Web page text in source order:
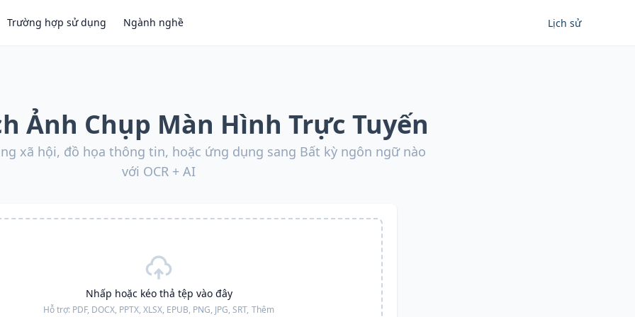
Trường hợp sử dụng Ngành nghề Lịch sử
Ảnh Chụp Màn Hình Trực Tuyến
xã hội, đồ họa thông tin, hoặc ứng dụng sang Bất kỳ ngôn ngữ nào
với OCR + AI
Nhấp hoặc kéo thả tệp vào đây
Hỗ trợ: PDF, DOCX, PPTX, XLSX, EPUB, PNG, JPG, SRT, Thêm